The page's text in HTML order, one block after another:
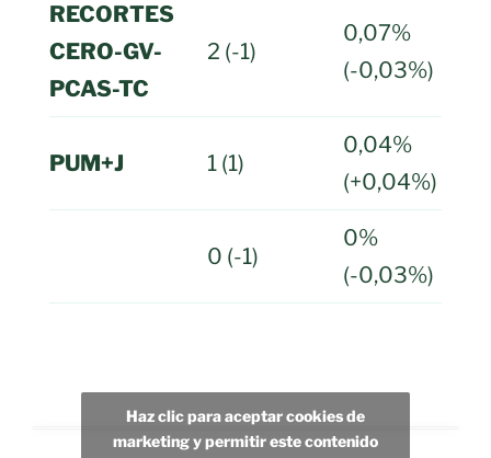
RECORTES
CERO-GV-
PCAS-TC
2 (-1)
0,07%
(-0,03%)
PUM+J 1 (1)
0,04%
(+0,04%)
0 (-1)
0%
(-0,03%)
Haz clic para aceptar cookies de
marketing y permitir este contenido